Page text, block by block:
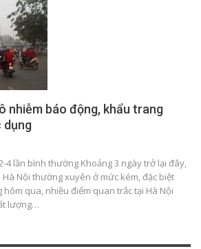
nhiễm báo động, khẩu trang
dụng
4 lần bình thường Khoảng 3 ngày trở lại đây,
Nội thường xuyên ở mức kém, đặc biệt
qua, nhiều điểm quan trắc tại Hà Nội
lượng…